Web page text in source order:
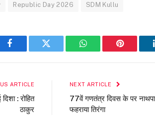
Republic Day 2026 SDM Kullu
Facebook Twitter WhatsAppPinterest
ARTICLE
: रोहित
ठाकुर
NEXT ARTICLE
77वें गणतंत्र दिवस के पर
फहराया तिरंगा